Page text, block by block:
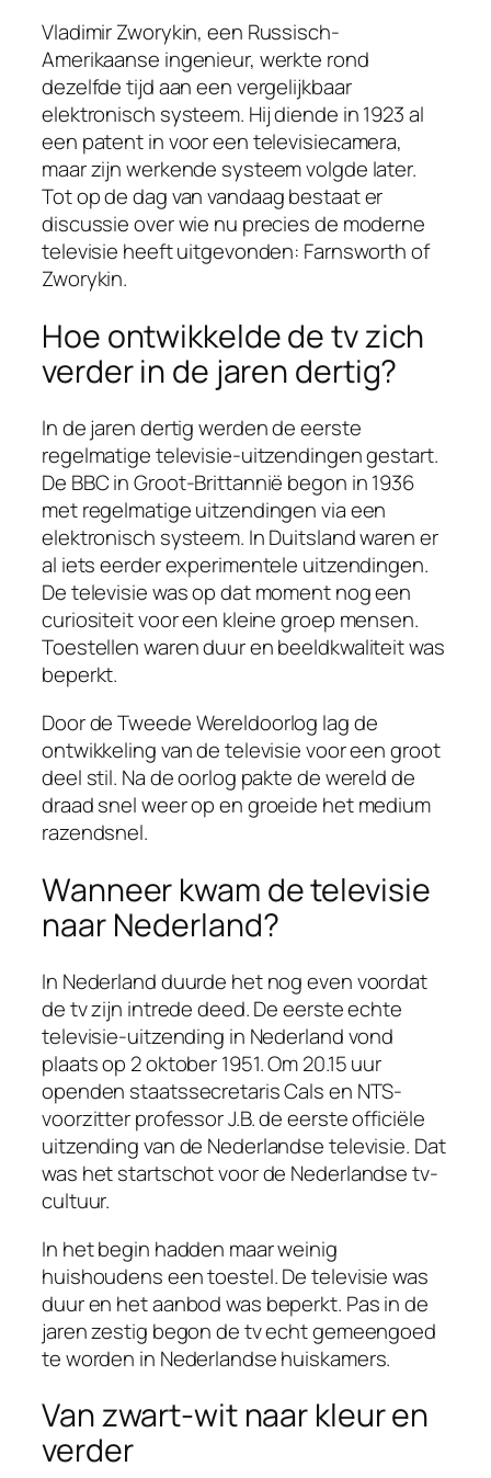
Vladimir Zworykin, een Russisch-
Amerikaanse ingenieur, werkte rond
dezelfde tijd aan een vergelijkbaar
elektronisch systeem. Hij diende in 1923 al
een patent in voor een televisiecamera,
maar zijn werkende systeem volgde later.
Tot op de dag van vandaag bestaat er
discussie over wie nu precies de moderne
televisie heeft uitgevonden: Farnsworth of
Zworykin.
Hoe ontwikkelde de tv zich
verder in de jaren dertig?
In de jaren dertig werden de eerste
regelmatige televisie-uitzendingen gestart.
De BBC in Groot-Brittannië begon in 1936
met regelmatige uitzendingen via een
elektronisch systeem. In Duitsland waren er
al iets eerder experimentele uitzendingen.
De televisie was op dat moment nog een
curiositeit voor een kleine groep mensen.
Toestellen waren duur en beeldkwaliteit was
beperkt.
Door de Tweede Wereldoorlog lag de
ontwikkeling van de televisie voor een groot
deel stil. Na de oorlog pakte de wereld de
draad snel weer op en groeide het medium
razendsnel.
Wanneer kwam de televisie
naar Nederland?
In Nederland duurde het nog even voordat
de tv zijn intrede deed. De eerste echte
televisie-uitzending in Nederland vond
plaats op 2 oktober 1951. Om 20.15 uur
openden staatssecretaris Cals en NTS-
voorzitter professor J.B. de eerste officiële
uitzending van de Nederlandse televisie. Dat
was het startschot voor de Nederlandse tv-
cultuur.
In het begin hadden maar weinig
huishoudens een toestel. De televisie was
duur en het aanbod was beperkt. Pas in de
jaren zestig begon de tv echt gemeengoed
te worden in Nederlandse huiskamers.
Van zwart-wit naar kleur en
verder